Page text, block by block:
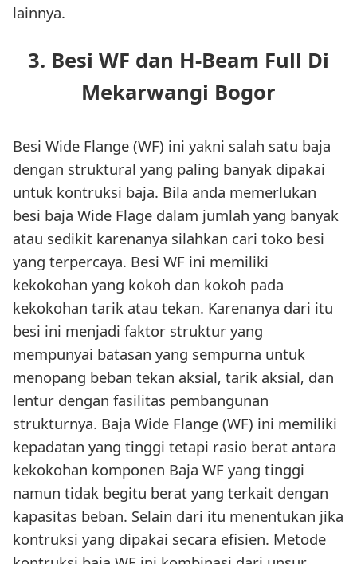
lainnya.
3. Besi WF dan H-Beam Full Di
Mekarwangi Bogor
Besi Wide Flange (WF) ini yakni salah satu baja
dengan struktural yang paling banyak dipakai
untuk kontruksi baja. Bila anda memerlukan
besi baja Wide Flage dalam jumlah yang banyak
atau sedikit karenanya silahkan cari toko besi
yang terpercaya. Besi WF ini memiliki
kekokohan yang kokoh dan kokoh pada
kekokohan tarik atau tekan. Karenanya dari itu
besi ini menjadi faktor struktur yang
mempunyai batasan yang sempurna untuk
menopang beban tekan aksial, tarik aksial, dan
lentur dengan fasilitas pembangunan
strukturnya. Baja Wide Flange (WF) ini memiliki
kepadatan yang tinggi tetapi rasio berat antara
kekokohan komponen Baja WF yang tinggi
namun tidak begitu berat yang terkait dengan
kapasitas beban. Selain dari itu menentukan jika
kontruksi yang dipakai secara efisien. Metode